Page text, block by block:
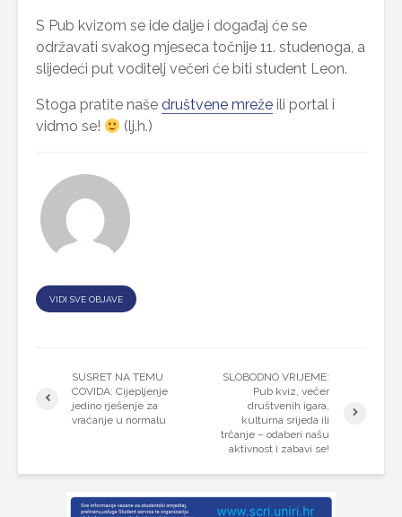
S Pub kvizom se ide dalje i događaj će se
održavati svakog mjeseca točnije 11. studenoga, a
slijedeći put voditelj večeri će biti student Leon.
Stoga pratite naše društvene mreže ili portal i
vidmo se!
(lj.h.)
VIDI SVE OBJAVE
SUSRET NA TEMU
COVIDA: Cijepljenje
jedino rješenje za
vraćanje u normalu
SLOBODNO VRIJEME:
Pub kviz, večer
društvenih igara,
kulturna srijeda ili
trčanje – odaberi našu
aktivnost i zabavi se!